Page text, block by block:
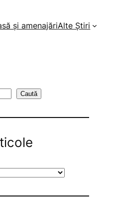
și amenajăriAlte Știri
Caută